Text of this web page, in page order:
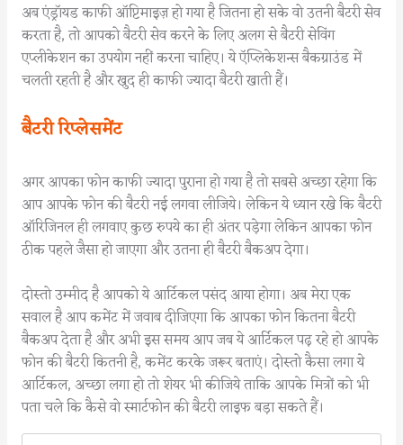
अब एंड्रॉयड काफी ऑप्टिमाइज़ हो गया है जितना हो सके वो उतनी बैटरी सेव
करता है, तो आपको बैटरी सेव करने के लिए अलग से बैटरी सेविंग
एप्लीकेशन का उपयोग नहीं करना चाहिए। ये ऍप्लिकेशन्स बैकग्राउंड में
चलती रहती है और खुद ही काफी ज्यादा बैटरी खाती हैं।
बैटरी रिप्लेसमेंट
अगर आपका फोन काफी ज्यादा पुराना हो गया है तो सबसे अच्छा रहेगा कि
आप आपके फोन की बैटरी नई लगवा लीजिये। लेकिन ये ध्यान रखे कि बैटरी
ऑरिजिनल ही लगवाए कुछ रुपये का ही अंतर पड़ेगा लेकिन आपका फोन
ठीक पहले जैसा हो जाएगा और उतना ही बैटरी बैकअप देगा।
दोस्तो उम्मीद है आपको ये आर्टिकल पसंद आया होगा। अब मेरा एक
सवाल है आप कमेंट में जवाब दीजिएगा कि आपका फोन कितना बैटरी
बैकअप देता है और अभी इस समय आप जब ये आर्टिकल पढ़ रहे हो आपके
फोन की बैटरी कितनी है, कमेंट करके जरूर बताएं। दोस्तो कैसा लगा ये
आर्टिकल, अच्छा लगा हो तो शेयर भी कीजिये ताकि आपके मित्रों को भी
पता चले कि कैसे वो स्मार्टफोन की बैटरी लाइफ बड़ा सकते हैं।